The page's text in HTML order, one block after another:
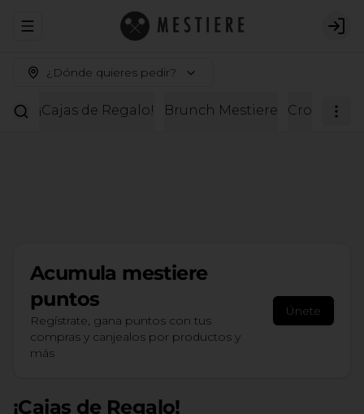
Abrir menu de navegación
¿Dónde quieres pedir?
¡Cajas de Regalo! Brunch Mestiere
Acumula mestiere
puntos
Regístrate, gana puntos con tus
compras y canjealos por productos y
más
Únete
¡Cajas de Regalo!